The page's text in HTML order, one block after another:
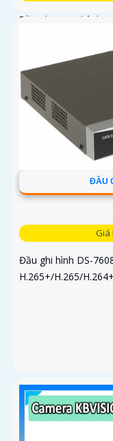
Đầu ghi IP 16 kênh
tới 12MP, băng
xuất hình HDMI 4K
cứng...
ĐẦU
Giá
Đầu ghi hình DS-
H.265+/H.265/